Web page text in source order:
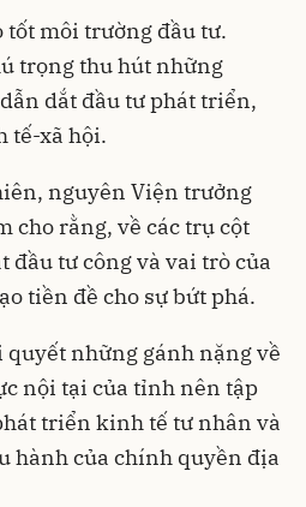
môi trường đầu tư.
trọng thu hút những
dắt đầu tư phát triển,
tế-xã hội.
nguyên Viện trưởng
cho rằng, về các trụ cột
đầu tư công và vai trò của
tiền đề cho sự bứt phá.
những gánh nặng về
nội tại của tỉnh nên tập
triển kinh tế tư nhân và
hành của chính quyền địa